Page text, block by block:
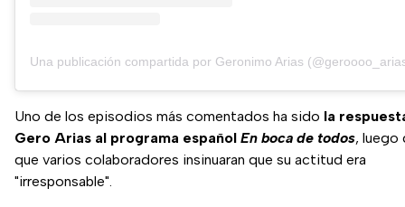
Una publicación compartida por Geronimo Arias
Uno de los episodios más comentados ha sido la
Gero Arias al programa español En boca de todos, luego
que varios colaboradores insinuaran que su actitud era
"irresponsable".